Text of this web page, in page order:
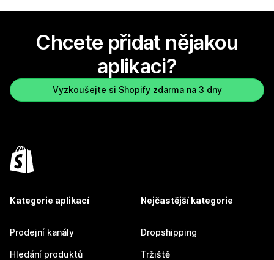
Chcete přidat nějakou
aplikaci?
Vyzkoušejte si Shopify zdarma na 3 dny
Kategorie aplikací
Prodejní kanály
Hledání produktů
Nejčastější kategorie
Dropshipping
Tržiště